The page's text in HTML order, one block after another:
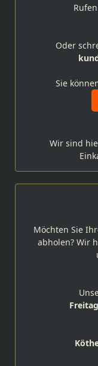
Oder
Sie
Wir sind
Möchten Sie
abholen? Wir